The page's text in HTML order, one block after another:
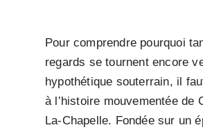
Pour comprendre pourquoi
regards se tournent encore
hypothétique souterrain, il
à l’histoire mouvementée de
La-Chapelle. Fondée sur un